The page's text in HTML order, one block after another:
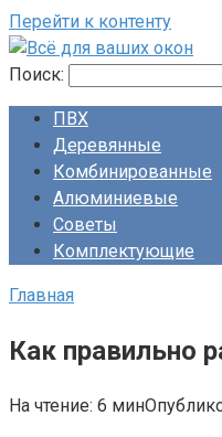
Перейти к контенту
Поиск:
ПВХ
Деревянные
Комбинированные
Алюминиевые
Советы
Комплектующие
Главная
Как правильно
На чтение: 6 мин